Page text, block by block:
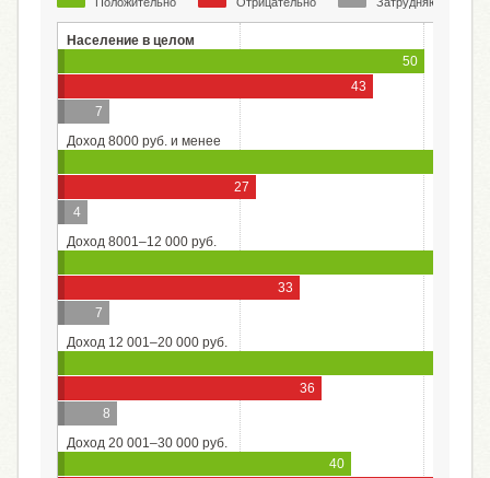
Население в целом
50
43
7
Доход 8000 руб. и менее
27
4
Доход 8001–12 000 руб.
33
7
Доход 12 001–20 000 руб.
36
8
Доход 20 001–30 000 руб.
40